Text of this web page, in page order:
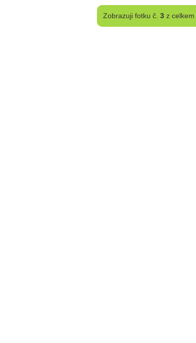
Zobrazujifotku č. 3z celkem